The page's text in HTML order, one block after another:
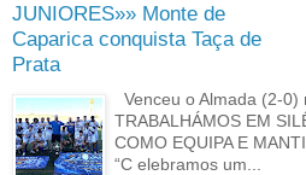
JUNIORES»» Monte de
Caparica conquista Taça de
Prata
Venceu o Almada (2-
TRABALHÁMOS EM
COMO EQUIPA E
“C elebramos um...